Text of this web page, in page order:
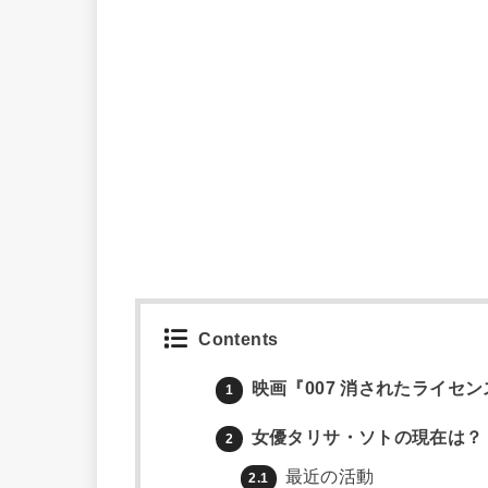
Contents
1 映画『007 消されたライセ
2 女優タリサ・ソトの現在は？
2.1 最近の活動